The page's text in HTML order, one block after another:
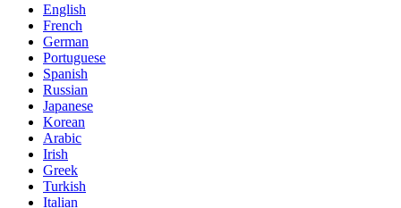
English
French
German
Portuguese
Spanish
Russian
Japanese
Korean
Arabic
Irish
Greek
Turkish
Italian